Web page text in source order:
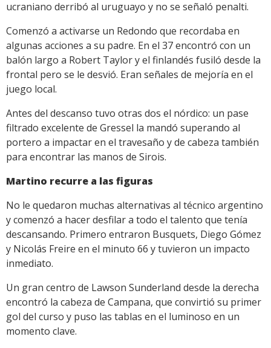
ucraniano derribó al uruguayo y no se señaló penalti.
Comenzó a activarse un Redondo que recordaba en
algunas acciones a su padre. En el 37 encontró con un
balón largo a Robert Taylor y el finlandés fusiló desde la
frontal pero se le desvió. Eran señales de mejoría en el
juego local.
Antes del descanso tuvo otras dos el nórdico: un pase
filtrado excelente de Gressel la mandó superando al
portero a impactar en el travesaño y de cabeza también
para encontrar las manos de Sirois.
Martino recurre a las figuras
No le quedaron muchas alternativas al técnico argentino
y comenzó a hacer desfilar a todo el talento que tenía
descansando. Primero entraron Busquets, Diego Gómez
y Nicolás Freire en el minuto 66 y tuvieron un impacto
inmediato.
Un gran centro de Lawson Sunderland desde la derecha
encontró la cabeza de Campana, que convirtió su primer
gol del curso y puso las tablas en el luminoso en un
momento clave.